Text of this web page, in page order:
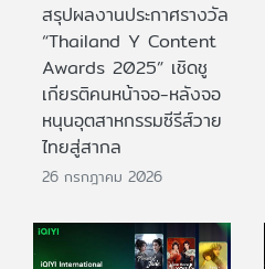
สรุปผลงานประกาศรางวัล
“Thailand Y Content
Awards 2025” เชิดชู
เกียรติคนหน้าจอ-หลังจอ
หนุนอุตสาหกรรมซีรีส์วาย
ไทยสู่สากล
26 กรกฎาคม 2026